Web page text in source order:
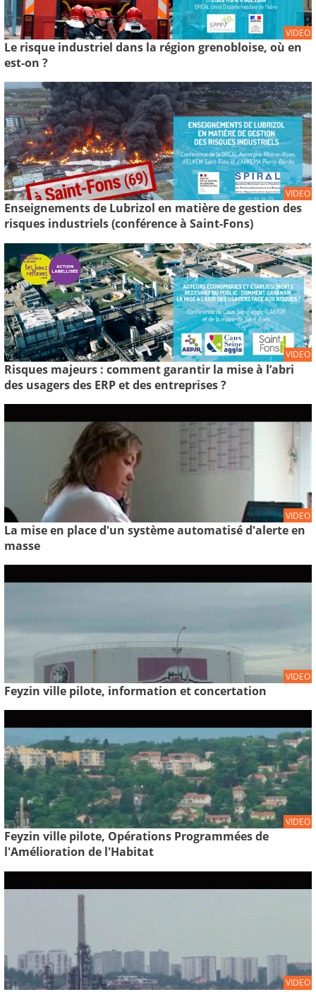
VIDEO
Le risque industriel dans la région grenobloise, où en
est-on ?
VIDEO
Enseignements de Lubrizol en matière de gestion des
risques industriels (conférence à Saint-Fons)
VIDEO
Risques majeurs : comment garantir la mise à l’abri
des usagers des ERP et des entreprises ?
VIDEO
La mise en place d'un système automatisé d'alerte en
masse
VIDEO
Feyzin ville pilote, information et concertation
VIDEO
Feyzin ville pilote, Opérations Programmées de
l'Amélioration de l'Habitat
VIDEO